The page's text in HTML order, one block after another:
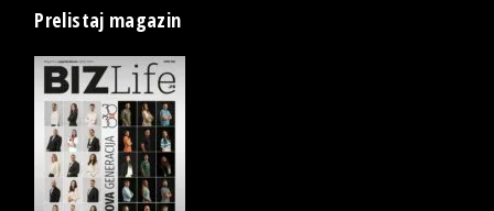
Prelistaj magazin